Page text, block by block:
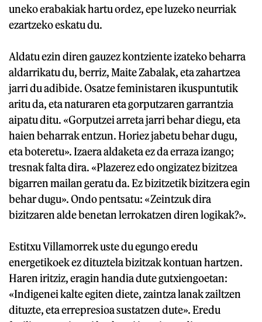
uneko erabakiak hartu ordez, epe luzeko neurriak
ezartzeko eskatu du.
Aldatu ezin diren gauzez kontziente izateko beharra
aldarrikatu du, berriz, Maite Zabalak, eta zahartzea
jarri du adibide. Osatze feministaren ikuspuntutik
aritu da, eta naturaren eta gorputzaren garrantzia
aipatu ditu. «Gorputzei arreta jarri behar diegu, eta
haien beharrak entzun. Horiez jabetu behar dugu,
eta boteretu». Izaera aldaketa ez da erraza izango;
tresnak falta dira. «Plazerez edo ongizatez bizitzea
bigarren mailan geratu da. Ez bizitzetik bizitzera egin
behar dugu». Ondo pentsatu: «Zeintzuk dira
bizitzaren alde benetan lerrokatzen diren logikak?».
Estitxu Villamorrek uste du egungo eredu
energetikoek ez dituztela bizitzak kontuan hartzen.
Haren iritziz, eragin handia dute gutxiengoetan:
«Indigenei kalte egiten diete, zaintza lanak zailtzen
dituzte, eta errepresioa sustatzen dute». Eredu